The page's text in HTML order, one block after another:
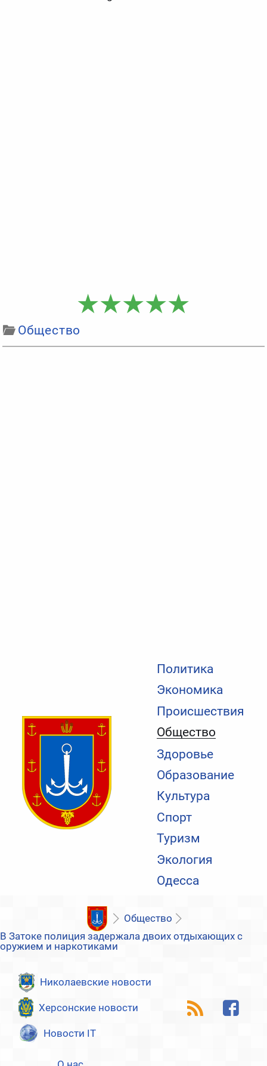
Политика
Экономика
Происшествия
Общество
Здоровье
Образование
Культура
Спорт
Туризм
Экология
Одесса
Общество
Общество
В Затоке полиция задержала двоих отдыхающих с
оружием и наркотиками
Николаевские новости
Херсонские новости
Новости IT